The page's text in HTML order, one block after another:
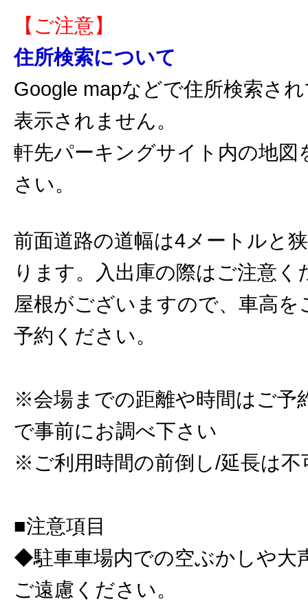
【ご注意】
住所検索について
Google mapなどで住所検索さ
表示されません。
軒先パーキングサイト内の地図
さい。
前面道路の道幅は4メートルと
ります。入出庫の際はご注意く
屋根がございますので、車高を
予約ください。
※会場までの距離や時間はご予
で事前にお調べ下さい
※ご利用時間の前倒し/延長は不
■注意項目
◆駐車車場内での空ぶかしや大
ご遠慮ください。